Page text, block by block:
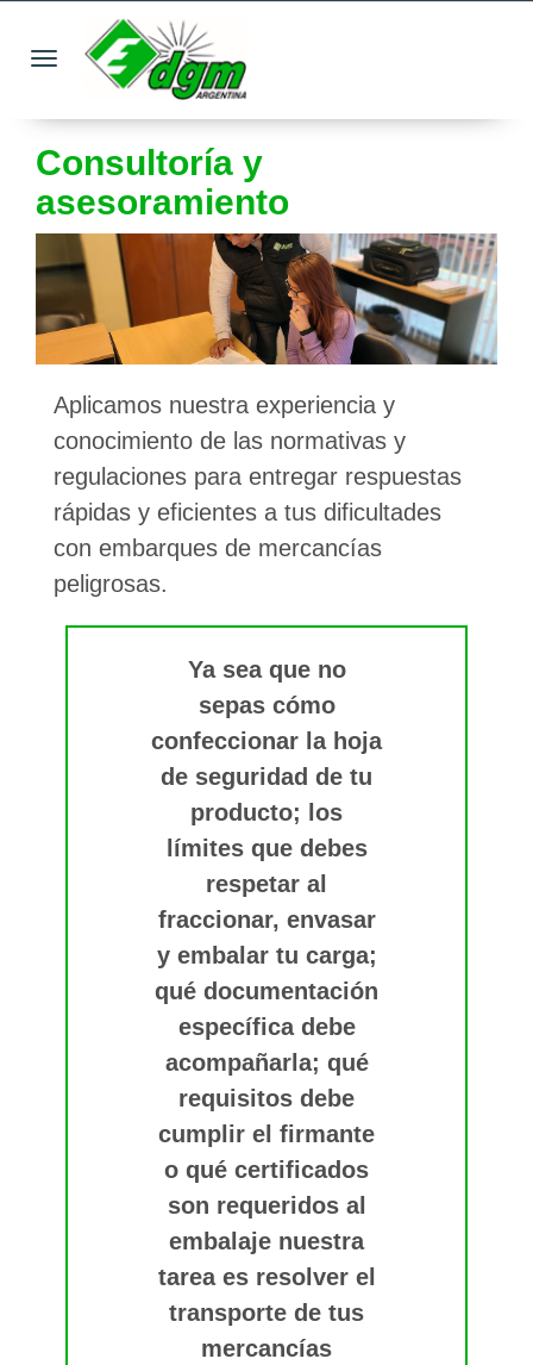
Toggle navigation
Consultoría y
asesoramiento
Aplicamos nuestra experiencia y
conocimiento de las normativas y
regulaciones para entregar respuestas
rápidas y eficientes a tus dificultades
con embarques de mercancías
peligrosas.
Ya sea que no
sepas cómo
confeccionar la hoja
de seguridad de tu
producto; los
límites que debes
respetar al
fraccionar, envasar
y embalar tu carga;
qué documentación
específica debe
acompañarla; qué
requisitos debe
cumplir el firmante
o qué certificados
son requeridos al
embalaje nuestra
tarea es resolver el
transporte de tus
mercancías